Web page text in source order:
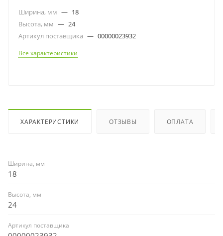
Ширина, мм — 18
Высота, мм — 24
Артикул поставщика — 00000023932
Все характеристики
ХАРАКТЕРИСТИКИ ОТЗЫВЫ ОПЛАТА
Ширина, мм
18
Высота, мм
24
Артикул поставщика